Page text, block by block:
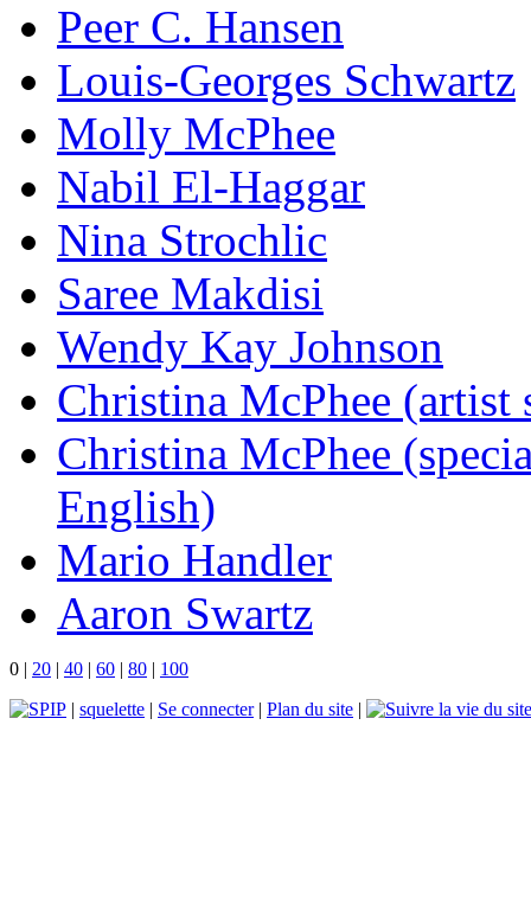
Peer C. Hansen
Louis-Georges Schwartz
Molly McPhee
Nabil El-Haggar
Nina Strochlic
Saree Makdisi
Wendy Kay Johnson
Christina McPhee (artist
Christina McPhee
English)
Mario Handler
Aaron Swartz
0 | 20 | 40 | 60 | 80 | 100
| squelette | Se connecter| Plan du site |